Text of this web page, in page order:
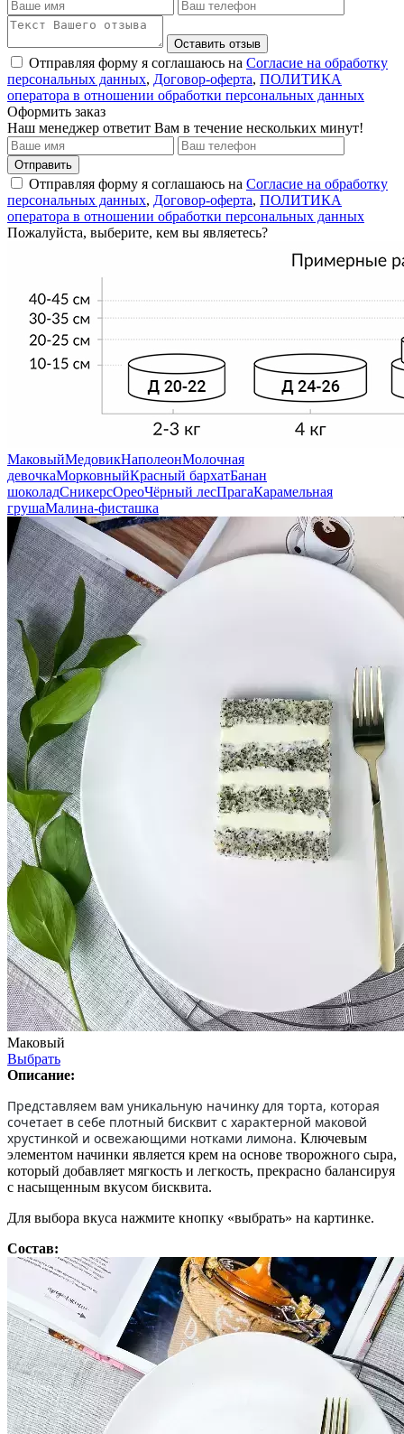
Оставить отзыв
Отправляя форму я соглашаюсь на Согласие на обработку
персональных данных, Договор-оферта, ПОЛИТИКА
оператора в отношении обработки персональных данных
Оформить заказ
Наш менеджер ответит Вам в течение нескольких минут!
Отправить
Отправляя форму я соглашаюсь на Согласие на обработку
персональных данных, Договор-оферта, ПОЛИТИКА
оператора в отношении обработки персональных данных
Пожалуйста, выберите, кем вы являетесь?
МаковыйМедовикНаполеонМолочная
девочкаМорковныйКрасный бархатБанан
шоколадСникерсОреоЧёрный лесПрагаКарамельная
грушаМалина-фисташка
Маковый
Выбрать
Описание:
Представляем вам уникальную начинку для торта, которая
сочетает в себе плотный бисквит с характерной маковой
хрустинкой и освежающими нотками лимона. Ключевым
элементом начинки является крем на основе творожного сыра,
который добавляет мягкость и легкость, прекрасно балансируя
с насыщенным вкусом бисквита.
Для выбора вкуса нажмите кнопку «выбрать» на картинке.
Состав: